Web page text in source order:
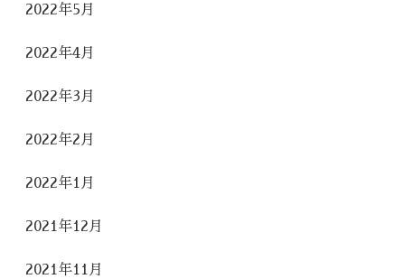
2022年5月
2022年4月
2022年3月
2022年2月
2022年1月
2021年12月
2021年11月